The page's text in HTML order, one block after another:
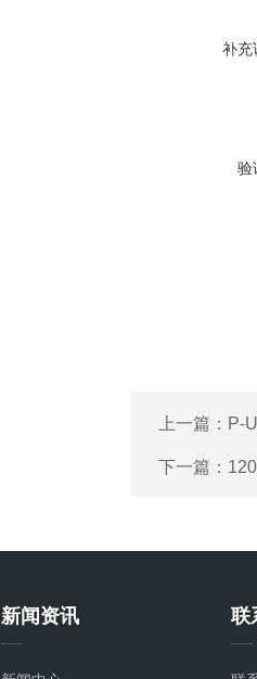
补充
验
上一篇： P-
下一篇：
新闻资讯 联